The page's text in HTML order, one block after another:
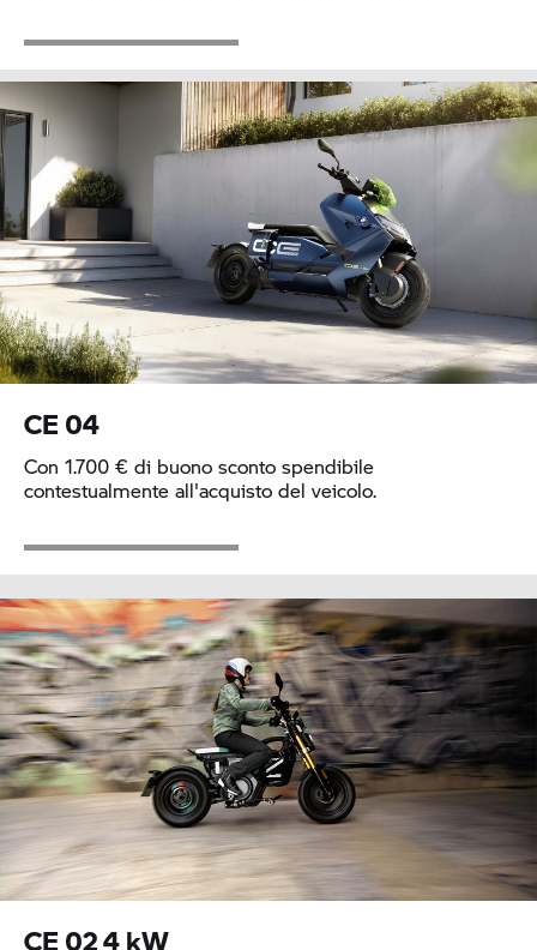
CE 04
Con 1.700 € di buono sconto spendibile
contestualmente all'acquisto del veicolo.
CE 024 kW